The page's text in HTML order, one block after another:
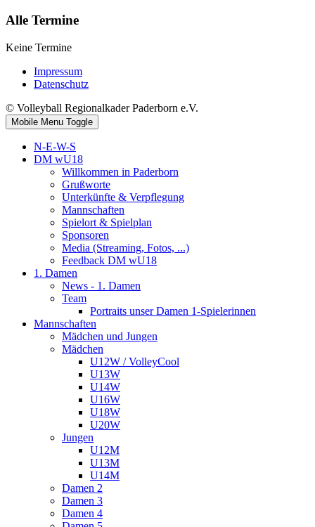
Alle Termine
Keine Termine
Impressum
Datenschutz
© Volleyball Regionalkader Paderborn e.V.
Mobile Menu Toggle
N-E-W-S
DM wU18
Willkommen in Paderborn
Grußworte
Unterkünfte & Verpflegung
Mannschaften
Spielort & Spielplan
Sponsoren
Media (Streaming, Fotos, ...)
Feedback DM wU18
1. Damen
News - 1. Damen
Team
Portraits unser Damen 1-Spielerinnen
Mannschaften
Mädchen und Jungen
Mädchen
U12W / VolleyCool
U13W
U14W
U16W
U18W
U20W
Jungen
U12M
U13M
U14M
Damen 2
Damen 3
Damen 4